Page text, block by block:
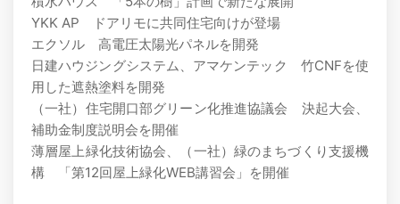
YKK AP ドアリモに共同住宅向けが登場
エクソル 高電圧太陽光パネルを開発
日建ハウジングシステム、アマケンテック 竹CNFを使
用した遮熱塗料を開発
（一社）住宅開口部グリーン化推進協議会 決起大会、
補助金制度説明会を開催
薄層屋上緑化技術協会、（一社）緑のまちづくり支援機
構 「第12回屋上緑化WEB講習会」を開催